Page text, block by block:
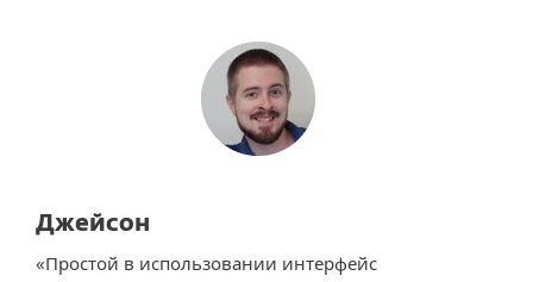
Джейсон
«Простой в использовании интерфейс